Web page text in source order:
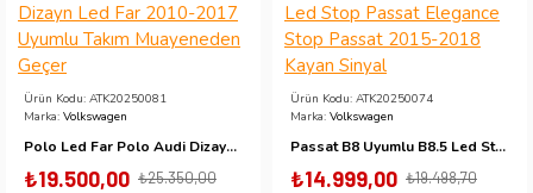
Ürün Kodu: ATK20250081
Marka: Volkswagen
Polo Led Far Polo Audi Dizayn Led Far 2010-2017 Uyumlu Takım Muayeneden Geçer
₺19.500,00 ₺25.350,00
Ürün Kodu: ATK20250074
Marka: Volkswagen
Passat B8 Uyumlu B8.5 Led Stop Passat Elegance Stop Passat 2015-2018 Kayan Sinyal
₺14.999,00 ₺19.498,70